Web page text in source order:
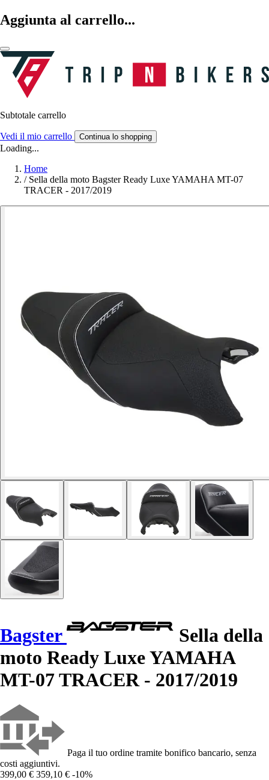
Aggiunta al carrello...
Subtotale carrello
Vedi il mio carrello Continua lo shopping
Loading...
Home
/ Sella della moto Bagster Ready Luxe YAMAHA MT-07
TRACER - 2017/2019
Bagster
Sella della
moto Ready Luxe YAMAHA
MT-07 TRACER - 2017/2019
Paga il tuo ordine tramite bonifico bancario, senza
costi aggiuntivi.
399,00 € 359,10 € -10%